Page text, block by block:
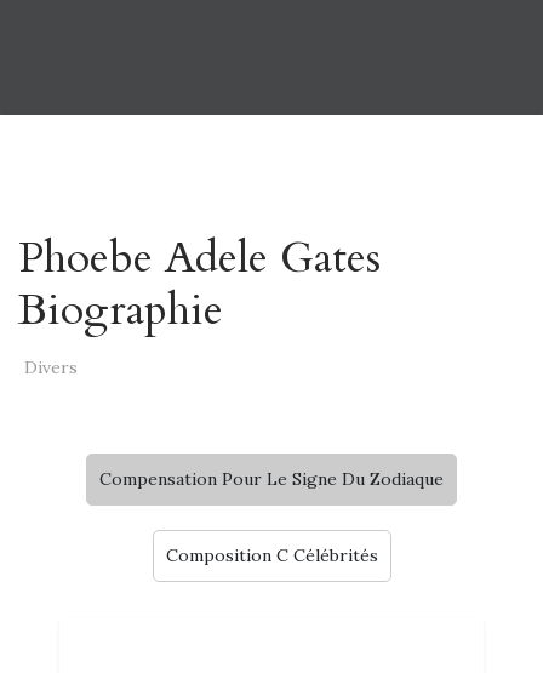
Phoebe Adele Gates
Biographie
Divers
Compensation Pour Le Signe Du Zodiaque
Composition C Célébrités